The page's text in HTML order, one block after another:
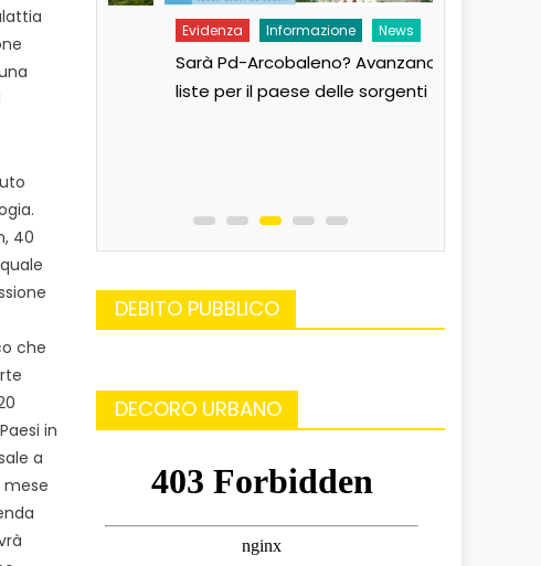
40
che
in
a
Evidenza Informazione News
Sarà Pd-Arcobaleno? Avanzano tre
liste per il paese delle sorgenti
DEBITO PUBBLICO
DECORO URBANO